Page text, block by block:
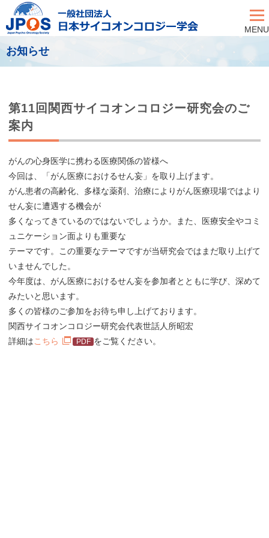
MENU
お知らせ
第11回関西サイコオンコロジー研究会のご
案内
がんの心身医学に携わる医療関係の皆様へ
今回は、「がん医療におけるせん妄」を取り上げます。
がん患者の高齢化、多様な薬剤、治療によりがん医療現場ではより
せん妄に遭遇する機会が
多くなってきているのではないでしょうか。また、医療安全やコミ
ュニケーション面よりも重要な
テーマです。この重要なテーマですが当研究会ではまだ取り上げて
いませんでした。
今年度は、がん医療におけるせん妄を参加者とともに学び、深めて
みたいと思います。
多くの皆様のご参加をお待ち申し上げております。
関西サイコオンコロジー研究会代表世話人所昭宏
詳細はこちら をご覧ください。